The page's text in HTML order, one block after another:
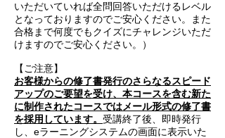
いただいていれば全問回答いただけるレベル
となっておりますのでご安心ください。また
合格まで何度でもクイズにチャレンジいただ
けますのでご安心ください。）
【ご注意】
お客様からの修了書発行のさらなるスピード
アップのご要望を受け、本コースを含む新た
に制作されたコースではメール形式の修了書
を採用しています。 受講終了後、即時発行
し、eラーニングシステムの画面に表示いた